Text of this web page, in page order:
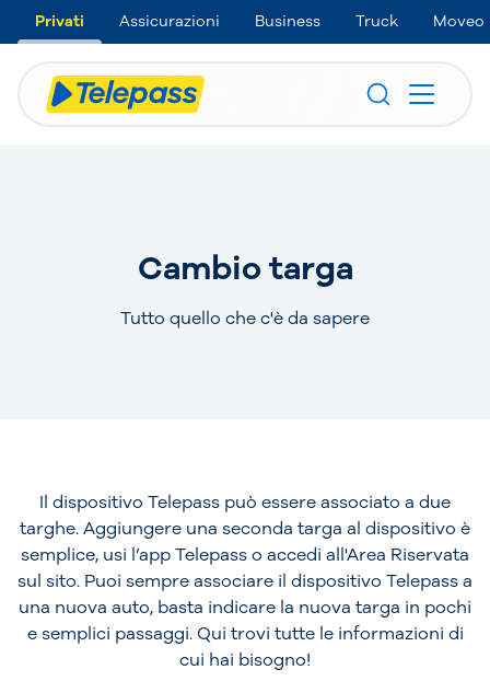
Privati Assicurazioni Business Truck Moveo
Cambio targa
Tutto quello che c'è da sapere
Il dispositivo Telepass può essere associato a due
targhe. Aggiungere una seconda targa al dispositivo è
semplice, usi l’app Telepass o accedi all'Area Riservata
sul sito. Puoi sempre associare il dispositivo Telepass a
una nuova auto, basta indicare la nuova targa in pochi
e semplici passaggi. Qui trovi tutte le informazioni di
cui hai bisogno!